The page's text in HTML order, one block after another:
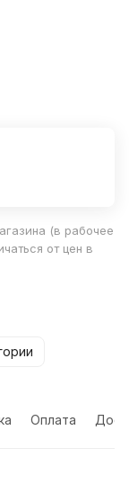
(в рабочее
от цен в
Оплата